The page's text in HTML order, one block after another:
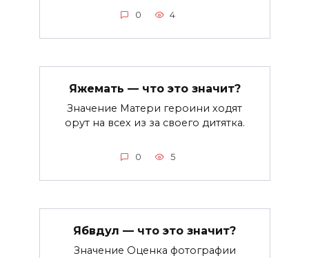
0 4
Яжемать — что это значит?
Значение Матери героини ходят
орут на всех из за своего дитятка.
0 5
Ябвдул — что это значит?
Значение Оценка фотографии